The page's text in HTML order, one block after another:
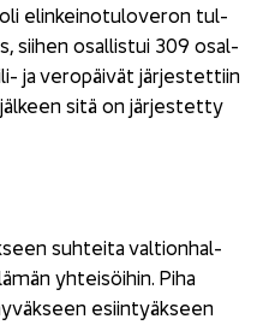
oli elin­kei­no­tu­lo­ve­ron tul­
sii­hen osal­lis­tui 309 osal­
ja ve­ro­päi­vät jär­jes­tet­tiin
sitä on jär­jes­tet­ty
suh­tei­ta val­tion­hal­
yh­tei­söi­hin. Piha
esiin­tyäk­seen